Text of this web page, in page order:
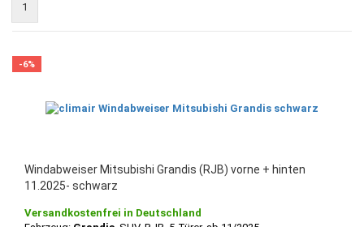
1
-6%
Windabweiser Mitsubishi Grandis (RJB) vorne + hinten
11.2025- schwarz
Versandkostenfrei in Deutschland